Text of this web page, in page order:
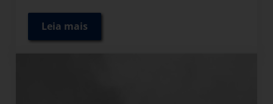
Leia maisEntupimento do permutador de calor: